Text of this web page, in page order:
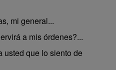
mi general...
a mis órdenes?...
usted que lo siento de